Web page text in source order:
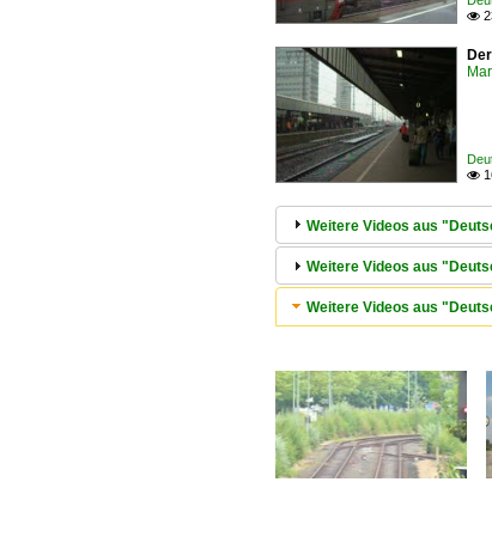


Weitere Videos aus
Weitere Videos aus
Weitere Videos aus